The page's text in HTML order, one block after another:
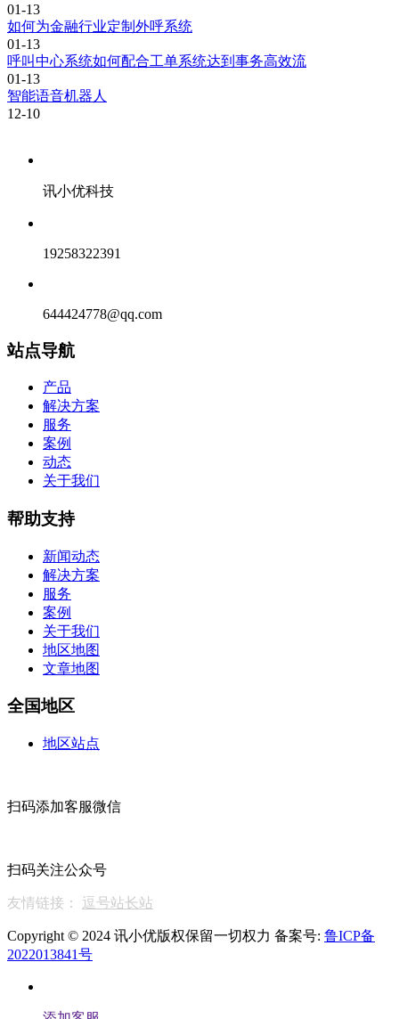
01-13
如何为金融行业定制外呼系统
01-13
呼叫中心系统如何配合工单系统达到事务高效流
01-13
智能语音机器人
12-10
讯小优科技
19258322391
644424778@qq.com
站点导航
产品
解决方案
服务
案例
动态
关于我们
帮助支持
新闻动态
解决方案
服务
案例
关于我们
地区地图
文章地图
全国地区
地区站点
扫码添加客服微信
扫码关注公众号
友情链接： 逗号站长站
Copyright © 2024 讯小优版权保留一切权力 备案号: 鲁ICP备
2022013841号